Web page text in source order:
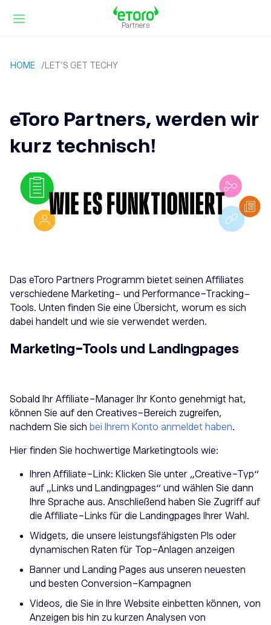
Partners
HOME / LET’S GET TECHY
eToro Partners, werden wir
kurz technisch!
Das eToro Partners Programm bietet seinen Affiliates
verschiedene Marketing- und Performance-Tracking-
Tools. Unten finden Sie eine Übersicht, worum es sich
dabei handelt und wie sie verwendet werden.
Marketing-Tools und Landingpages
Sobald Ihr Affiliate-Manager Ihr Konto genehmigt hat,
können Sie auf den Creatives-Bereich zugreifen,
nachdem Sie sich bei Ihrem Konto anmeldet haben.
Hier finden Sie hochwertige Marketingtools wie:
Ihren Affiliate-Link: Klicken Sie unter „Creative-Typ“
auf „Links und Landingpages“ und wählen Sie dann
Ihre Sprache aus. Anschließend haben Sie Zugriff auf
die Affiliate-Links für die Landingpages Ihrer Wahl.
Widgets, die unsere leistungsfähigsten PIs oder
dynamischen Raten für Top-Anlagen anzeigen
Banner und Landing Pages aus unseren neuesten
und besten Conversion-Kampagnen
Videos, die Sie in Ihre Website einbetten können, von
Anzeigen bis hin zu kurzen Analysen von